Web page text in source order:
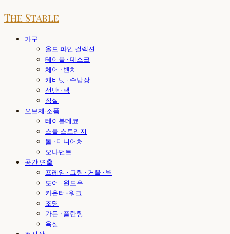
The Stable
가구
올드 파인 컬렉션
테이블 · 데스크
체어 · 벤치
캐비닛 · 수납장
선반 · 랙
침실
오브제·소품
테이블데코
스몰 스토리지
돌 · 미니어처
오나먼트
공간 연출
프레임 · 그림 · 거울 · 벽
도어 · 윈도우
카운터-워크
조명
가든 · 플란팅
욕실